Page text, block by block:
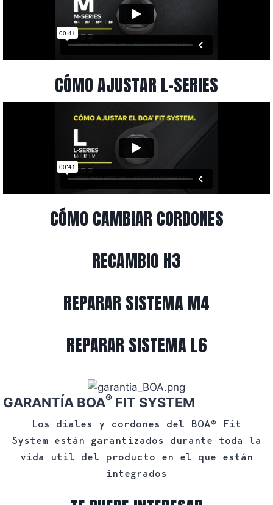
CÓMO AJUSTAR L-SERIES
CÓMO CAMBIAR CORDONES
RECAMBIO H3
REPARAR SISTEMA M4
REPARAR SISTEMA L6
GARANTÍA BOA® FIT SYSTEM
Los diales y cordones del BOA® Fit
System están garantizados durante toda la
vida util del producto en el que están
integrados